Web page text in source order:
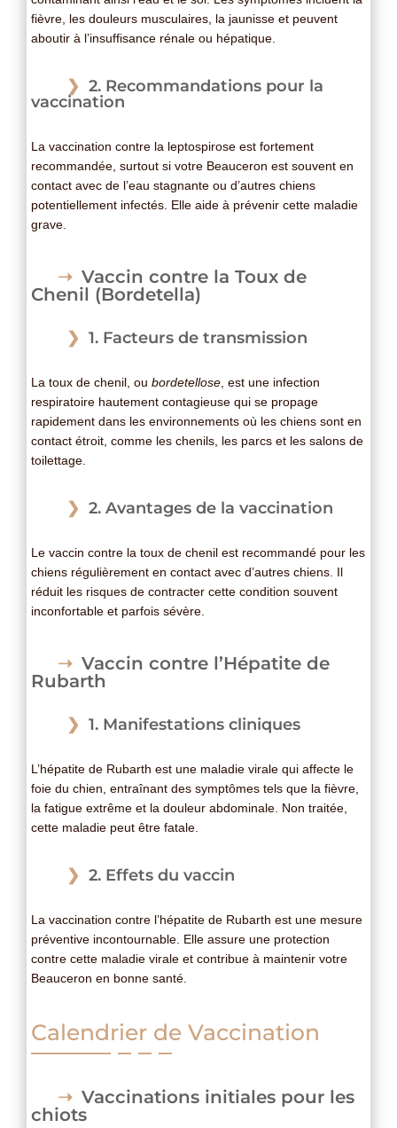
fièvre, les douleurs musculaires, la jaunisse et peuvent
aboutir à l’insuffisance rénale ou hépatique.
2. Recommandations pour la
vaccination
La vaccination contre la leptospirose est fortement
recommandée, surtout si votre Beauceron est souvent en
contact avec de l’eau stagnante ou d’autres chiens
potentiellement infectés. Elle aide à prévenir cette maladie
grave.
Vaccin contre la Toux de
Chenil (Bordetella)
1. Facteurs de transmission
La toux de chenil, ou bordetellose, est une infection
respiratoire hautement contagieuse qui se propage
rapidement dans les environnements où les chiens sont en
contact étroit, comme les chenils, les parcs et les salons de
toilettage.
2. Avantages de la vaccination
Le vaccin contre la toux de chenil est recommandé pour les
chiens régulièrement en contact avec d’autres chiens. Il
réduit les risques de contracter cette condition souvent
inconfortable et parfois sévère.
Vaccin contre l’Hépatite de
Rubarth
1. Manifestations cliniques
L’hépatite de Rubarth est une maladie virale qui affecte le
foie du chien, entraînant des symptômes tels que la fièvre,
la fatigue extrême et la douleur abdominale. Non traitée,
cette maladie peut être fatale.
2. Effets du vaccin
La vaccination contre l’hépatite de Rubarth est une mesure
préventive incontournable. Elle assure une protection
contre cette maladie virale et contribue à maintenir votre
Beauceron en bonne santé.
Calendrier de Vaccination
Vaccinations initiales pour les
chiots